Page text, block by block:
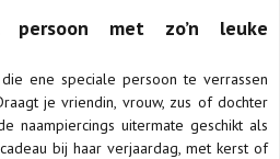
persoon met zo’n leuke
ene speciale persoon te verrassen
je vriendin, vrouw, zus of dochter
naampiercings uitermate geschikt als
bij haar verjaardag, met kerst of